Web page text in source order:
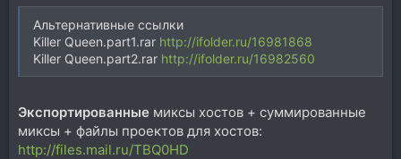
Альтернативные ссылки
Killer Queen.part1.rar http://ifolder.ru/16981868
Killer Queen.part2.rar http://ifolder.ru/16982560
Экспортированные миксы хостов + суммированные
миксы + файлы проектов для хостов:
http://files.mail.ru/TBQ0HD